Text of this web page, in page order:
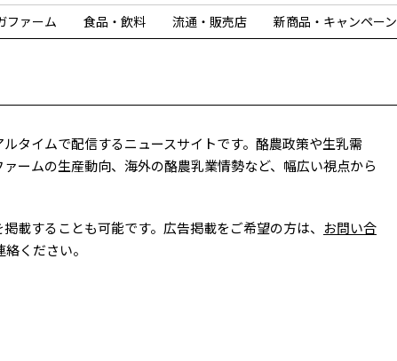
ファーム 食品・飲料 流通・販売店 新商品・キャンペーン
タイムで配信するニュースサイトです。酪農政策や生乳需
ームの生産動向、海外の酪農乳業情勢など、幅広い視点から
載することも可能です。広告掲載をご希望の方は、 お問い合
ください。